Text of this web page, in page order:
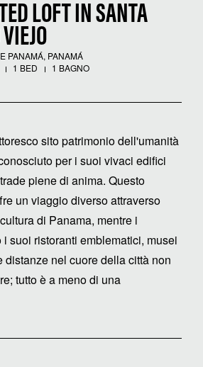
LOFT IN SANTA
PANAMÁ, PANAMÁ
1 BED 1 BAGNO
sito patrimonio dell'umanità
per i suoi vivaci edifici
piene di anima. Questo
un viaggio diverso attraverso
di Panama, mentre i
suoi ristoranti emblematici, musei
distanze nel cuore della città non
tutto è a meno di una